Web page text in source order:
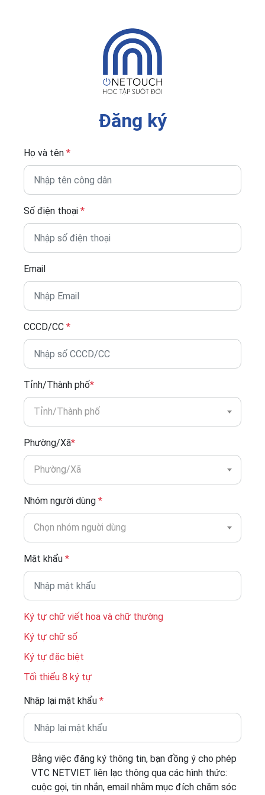
Đăng ký
Họ và tên *
Số điện thoại *
Email
CCCD/CC *
Tỉnh/Thành phố*
Tỉnh/Thành phố
Phường/Xã*
Phường/Xã
Nhóm người dùng *
Chọn nhóm nguời dùng
Mật khẩu *
Ký tự chữ viết hoa và chữ thường
Ký tự chữ số
Ký tự đặc biệt
Tối thiểu 8 ký tự
Nhập lại mật khẩu *
Bằng việc đăng ký thông tin, bạn đồng ý cho phép
VTC NETVIET liên lạc thông qua các hình thức:
cuộc gọi, tin nhắn, email nhằm mục đích chăm sóc